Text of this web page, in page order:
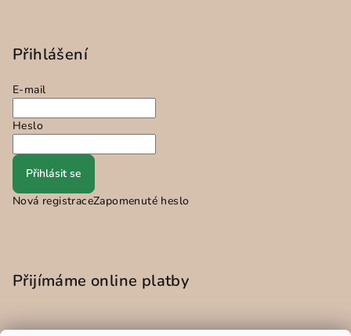
Přihlášení
E-mail
Heslo
Přihlásit se
Nová registraceZapomenuté heslo
Přijímáme online platby